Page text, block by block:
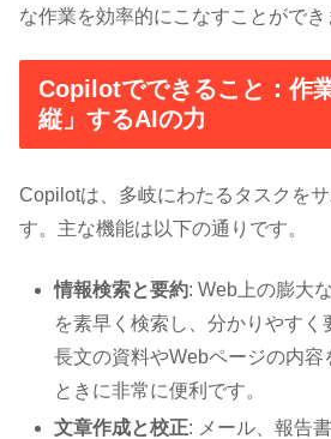
な作業を効率的にこなすことができ
Copilotでできること：作
縦」するAIの力
Copilotは、多岐にわたるタスクを
す。主な機能は以下の通りです。
情報検索と要約: Web上の膨大
を素早く検索し、分かりやすく
長文の資料やWebページの内容
ときに非常に便利です。
文章作成と校正: メール、報告